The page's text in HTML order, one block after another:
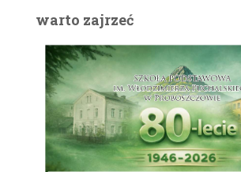
warto zajrzeć